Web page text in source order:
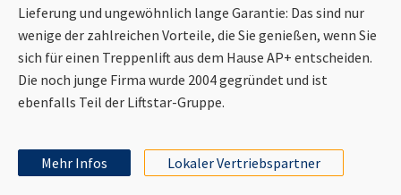
Lieferung und ungewöhnlich lange Garantie: Das sind nur
wenige der zahlreichen Vorteile, die Sie genießen, wenn Sie
sich für einen Treppenlift aus dem Hause AP+ entscheiden.
Die noch junge Firma wurde 2004 gegründet und ist
ebenfalls Teil der Liftstar-Gruppe.
Mehr Infos Lokaler Vertriebspartner